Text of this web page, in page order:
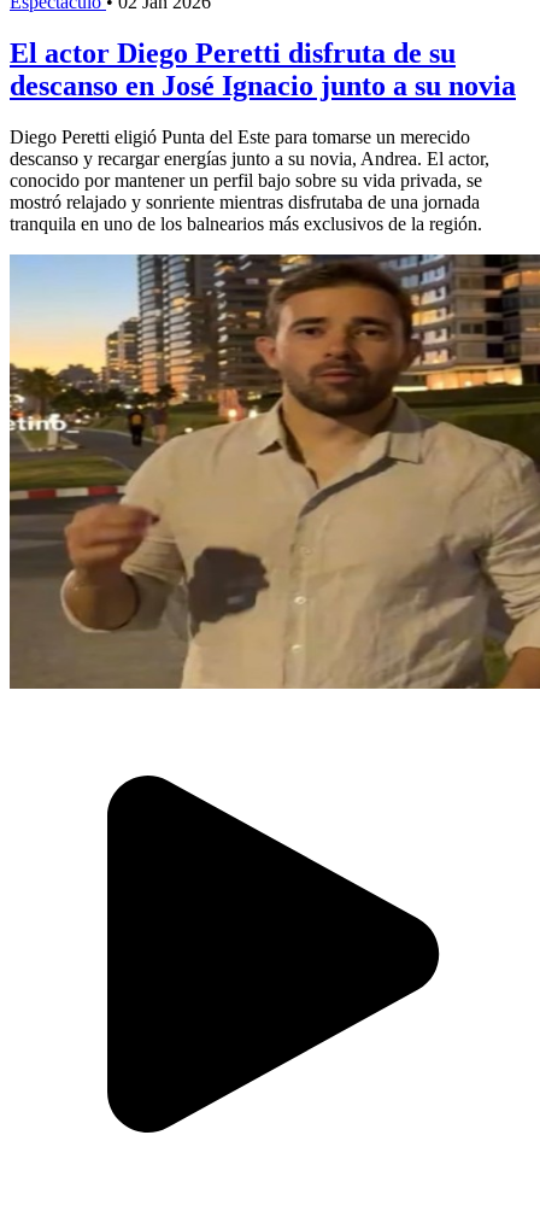
El actor Diego Peretti disfruta de su
descanso en José Ignacio junto a su novia
Diego Peretti eligió Punta del Este para tomarse un merecido
descanso y recargar energías junto a su novia, Andrea. El actor,
conocido por mantener un perfil bajo sobre su vida privada, se
mostró relajado y sonriente mientras disfrutaba de una jornada
tranquila en uno de los balnearios más exclusivos de la región.